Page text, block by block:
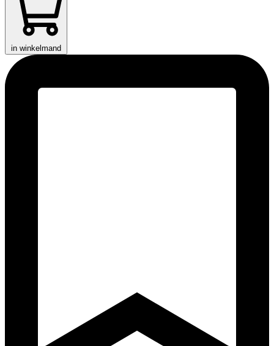
in winkelmand